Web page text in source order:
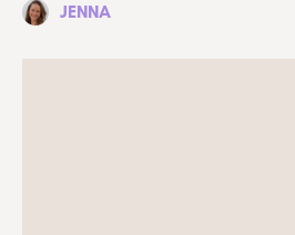
JENNA